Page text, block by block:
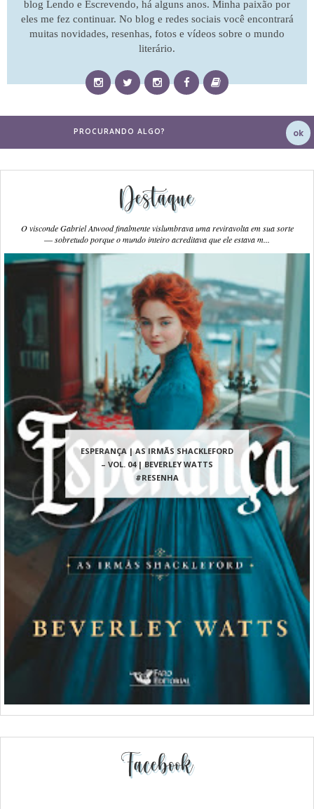
blog Lendo e Escrevendo, há alguns anos. Minha paixão por
eles me fez continuar. No blog e redes sociais você encontrará
muitas novidades, resenhas, fotos e vídeos sobre o mundo
literário.
Destaque
ESPERANÇA | AS IRMÃS SHACKLEFORD
– VOL. 04 | BEVERLEY WATTS
#RESENHA
O visconde Gabriel Atwood finalmente vislumbrava uma reviravolta em sua sorte
― sobretudo porque o mundo inteiro acreditava que ele estava m...
Facebook